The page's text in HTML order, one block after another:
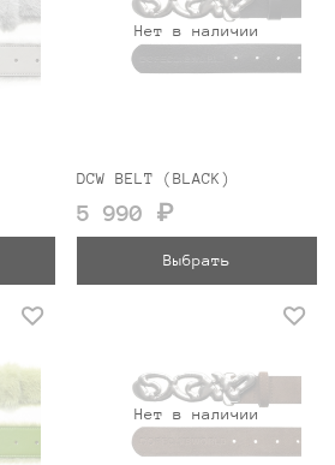
Нет в наличии
DCW BELT (BLACK)
5 990 ₽
Выбрать
Нет в наличии